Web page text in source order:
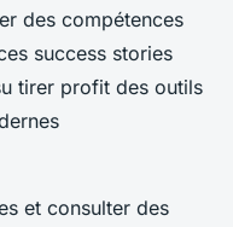
des compétences
success stories
tirer profit des outils
et consulter des